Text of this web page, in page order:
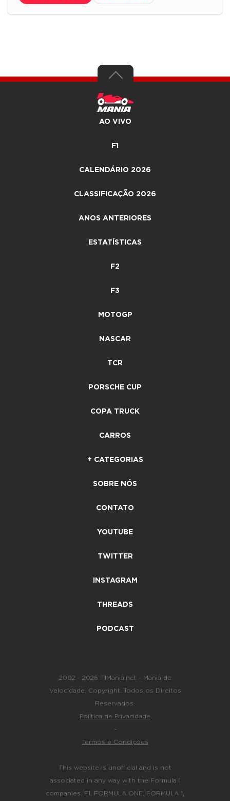
AO VIVO
F1
CALENDÁRIO 2026
CLASSIFICAÇÃO 2026
ANOS ANTERIORES
ESTATÍSTICAS
F2
F3
MOTOGP
NASCAR
TCR
PORSCHE CUP
COPA TRUCK
CARROS
+ CATEGORIAS
SOBRE NÓS
CONTATO
YOUTUBE
TWITTER
INSTAGRAM
THREADS
PODCAST
2002 - 2026 F1Mania.net - Mania de
Velocidade. Copyright. Todos os Direitos
Reservados.
Política de Privacidade
-
Termos e Condições
This website is unofficial and is not
associated in any way with the Formula 1
companies. F1, FORMULA ONE, FORMULA 1,